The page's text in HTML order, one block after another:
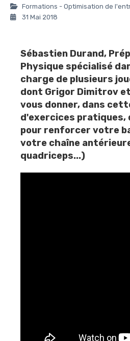
Formations - Optimisation de
31 Mai 2018
Sébastien Durand,
Physique spécialisé
charge de plusieurs
dont Grigor Dimitrov et
vous donner, dans
d'exercices pratiques,
pour renforcer votre
votre chaîne
quadriceps...)